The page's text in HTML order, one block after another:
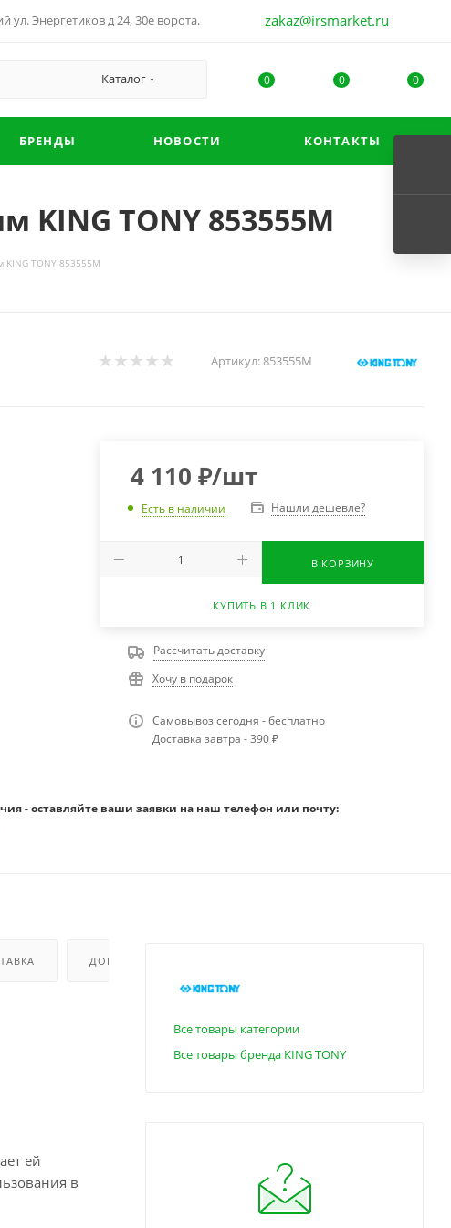
Энергетиков д 24, 30е ворота. zakaz@irsmarket.ru
Каталог 0 0 0
БРЕНДЫ НОВОСТИ КОНТАКТЫ
KING TONY 853555M
KING TONY 853555M
Артикул:853555M
4 110 ₽/шт
Есть в наличии Нашли дешевле?
В КОРЗИНУ
КУПИТЬ В 1 КЛИК
Рассчитать доставку
Хочу в подарок
Самовывоз сегодня - бесплатно
Доставка завтра - 390 ₽
- оставляйте ваши заявки на наш телефон или почту:
ДОПОЛНИТЕЛЬНО
ей
в
Все товары категории
Все товары бренда KING TONY